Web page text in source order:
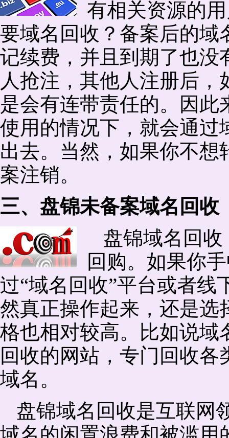
有相关资源的
要域名回收？备案后的域
记续费，并且到期了也没
人抢注，其他人注册后
是会有连带责任的。因
使用的情况下，就会通过
出去。当然，如果你不
案注销。
三、盘锦未备案域名回收
盘锦域名回
回购。如果你
过“域名回收”平台或者
然真正操作起来，还是选
格也相对较高。比如说域
回收的网站，专门回收
域名。
盘锦域名回收是互联网